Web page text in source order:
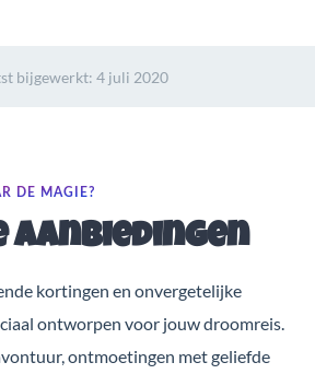
bijgewerkt: 4 juli 2020
DE MAGIE?
aanbiedingen
kortingen en onvergetelijke
ontworpen voor jouw droomreis.
ontmoetingen met geliefde